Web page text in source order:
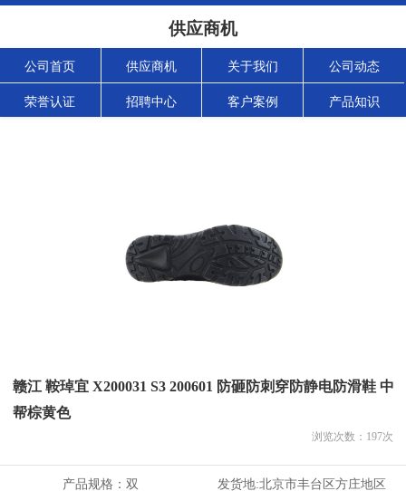
供应商机
公司首页 供应商机 关于我们 公司动态
荣誉认证 招聘中心 客户案例 产品知识
赣江 鞍琸宜 X200031 S3 200601 防砸防刺穿防静电防滑鞋 中
帮棕黄色
浏览次数： 197次
产品规格： 双 发货地:北京市丰台区方庄地区